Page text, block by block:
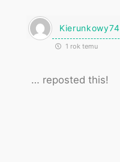
Kierunkowy74
1 rok temu
… reposted this!